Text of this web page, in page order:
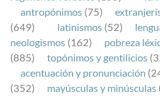
antropónimos (75)
(649)
latinismos (52)
neologismos (162) pobreza
(885)
topónimos y gentilicios
acentuación y pronunciación
(352)
mayúsculas y minúsculas